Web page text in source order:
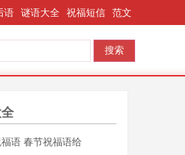
语 谜语大全 祝福短信 范文
语 春节祝福语给